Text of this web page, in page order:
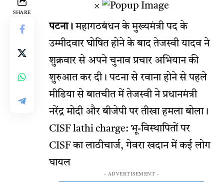
SHARE
×
पटना। महागठबंधन के मुख्यमंत्री पद के
उम्मीदवार घोषित होने के बाद तेजस्वी यादव ने
शुक्रवार से अपने चुनाव प्रचार अभियान की
शुरुआत कर दी। पटना से रवाना होने से पहले
मीडिया से बातचीत में तेजस्वी ने प्रधानमंत्री
नरेंद्र मोदी और बीजेपी पर तीखा हमला बोला।
CISF lathi charge: भू-विस्थापितों पर
CISF का लाठीचार्ज, गेवरा खदान में कई लोग
घायल
- ADVERTISEMENT -